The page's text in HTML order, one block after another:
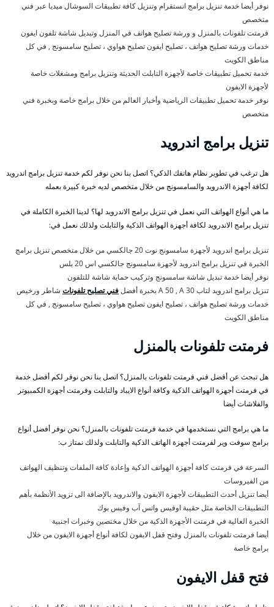
نوفر أيضا خدمة تنزيل برامج انستقرام وتنزيل كافة تطبيقات السوشال ميديا عبر فني
متخصص
فرمتت تلفونات بالمنزل و ورشة تصليح هواتف في المنزل وتبديل شاشة تلفون ايفون
خدمات ورشة تصليح هواتف ، تصليح ايفون تصليح هواوي ، تصليح سامسونج , في كل
مناطق الكويت
خدمة تحميل تطبيقات خاصة لأجهزة التابلت الحديثة وتنزيل برامج ومشغلات خاصة
لأجهزة الايفون
نوفر خدمة تحميل تطبيقات الرياضية وأخبار العالم من خلال برامج خاصة وبخبرة فني
متخصص
تنزيل برامج اندرويد
هل ترغب في تطوير نظام هاتفك الذكي؟ اتصل بنا نحن نوفر لكم خدمة تنزيل برامج اندرويد
لكافة أجهزة الاندرويد والسامسونج من خلال متخصص لديه خبرة كبيرة بعمله
ما هي أنواع الهواتف التي نعمل في تنزيل برامج الاندرويد لها؟ لدينا الخبرة الكاملة في
تنزيل برامج الاندرويد لكافة أجهزة الهواتف الذكية والتابلت ولذلك نعمل في:
تنزيل برامج اندرويد لأجهزة سامسونج نوت 20 جالكسي من خلال متخصص تنزيل برامج
الخبرة في تنزيل برامج اندرويد لأجهزة سامسونج جالكسي اس 20 بلس
نوفر أيضا خدمة تبديل شاشة سامسونج وتركيب حماية شاشة للتلفون
تنزيل برامج اندرويد لتاب A 50 , A 30 بخبرة أفضل
فني تصليح تلفونات شاطر ورخيص
خدمات ورشة تصليح هواتف ، تصليح ايفون تصليح هواوي ، تصليح سامسونج , في كل
مناطق الكويت
فرمتت تلفونات بالمنزل
هل تبحث عن أفضل فني فرمتت تلفونات بالمنزل؟ اتصل بنا نحن نوفر لكم أفضل خدمة
في فرمتت أجهزة الهواتف الذكية وكافة أنواع الايباد والتابلت وفرمتت أجهزة الكمبيوتر
والفلاشات أيضا
ما هي برامج التي نستخدمها في خدمة فرمتت تلفونات بالمنزل؟ نحن نوفر أفضل أنواع
برامج سوفت وير لفرمتت أجهزة الهاتف الذكية والتابلت ولذلك نمتاز ب:
السرعة في فرمتت كافة أجهزة الهواتف الذكية وإعادة كافة الملفات وتنظيف الهواتف
من الفيروسات
أيضا تنزيل أحدث التطبيقات لأجهزة الايفون والاندرويد بالإضافة الى تزويد الأنظمة بأهم
التطبيقات الخاصة مثل حقيبة اوفيس واتس آب وفيس بوك
الخبرة العالية في فرمتت الأجهزة الذكية من خلال مختصين وخبرات اجنبية
أيضا فرمتت تلفونات بالمنزل وفتح قفل الايفون لكافة أنواع أجهزة الايفون من خلال
برامج خاصة
فتح قفل الايفون